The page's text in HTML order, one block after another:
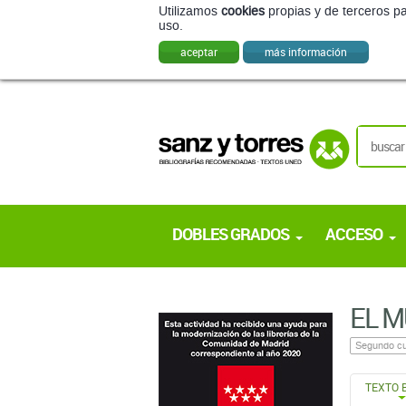
Utilizamos cookies propias y de terceros
uso.
aceptar más información
DOBLES GRADOS ACCESO
EL
Segundo
TEXTO